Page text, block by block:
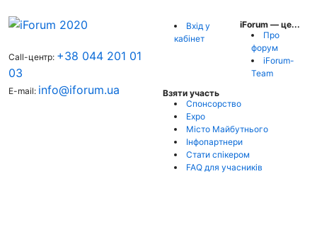
Call-центр: +38 044 201 01
03
E-mail: info@iforum.ua
Вхід у
кабінет
iForum — це...
Про
форум
iForum-
Team
Взяти участь
Спонсорство
Expo
Місто Майбутнього
Інфопартнери
Стати спікером
FAQ для учасників